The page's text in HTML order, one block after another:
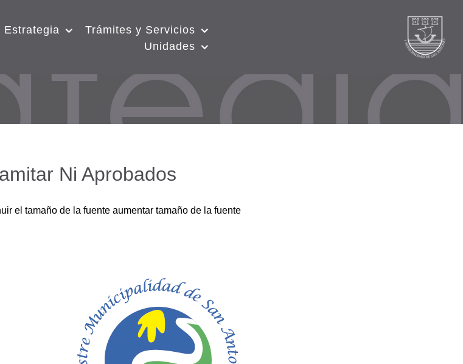
Estrategia
Trámites y Servicios
Unidades
Ni Aprobados
el tamaño de la fuente aumentar tamaño de la fuente